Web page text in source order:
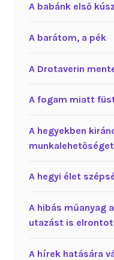
A babánk első
A barátom, a pék
A Drotaverin
A fogam miatt
A hegyekben
A hegyi élet
A hibás műanyag
utazást is
A hírek hatására